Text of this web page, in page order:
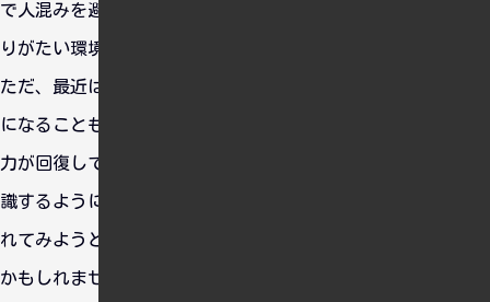
で人混みを避けられ、HSP気質で人混みが苦手な私にとってあ
りがたい環境です。
ただ、最近は急に気温が下がり、寒さから買い出しが少し億劫
になることも。それでもウォーキングを続けているおかげで体
力が回復してきているのを実感しています。健康的な生活を意
識するようになったこともあり、自宅で簡単な筋トレも取り入
れてみようと思っています。本格的な筋肉をつけるのは難しい
かもしれませんが、体力維持を目的にすれば無理なく続けられ